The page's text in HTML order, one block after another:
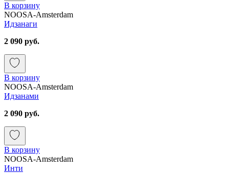
В корзину
NOOSA-Amsterdam
Идзанаги
2 090 руб.
В корзину
NOOSA-Amsterdam
Идзанами
2 090 руб.
В корзину
NOOSA-Amsterdam
Инти